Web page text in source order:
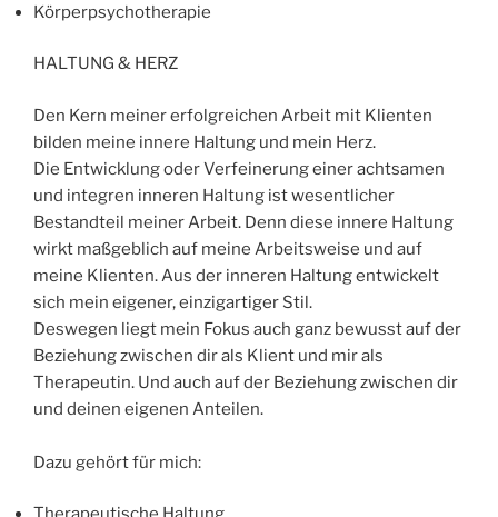
Körperpsychotherapie
HALTUNG & HERZ
Den Kern meiner erfolgreichen Arbeit mit Klienten
bilden meine innere Haltung und mein Herz.
Die Entwicklung oder Verfeinerung einer achtsamen
und integren inneren Haltung ist wesentlicher
Bestandteil meiner Arbeit. Denn diese innere Haltung
wirkt maßgeblich auf meine Arbeitsweise und auf
meine Klienten. Aus der inneren Haltung entwickelt
sich mein eigener, einzigartiger Stil.
Deswegen liegt mein Fokus auch ganz bewusst auf der
Beziehung zwischen dir als Klient und mir als
Therapeutin. Und auch auf der Beziehung zwischen dir
und deinen eigenen Anteilen.
Dazu gehört für mich: